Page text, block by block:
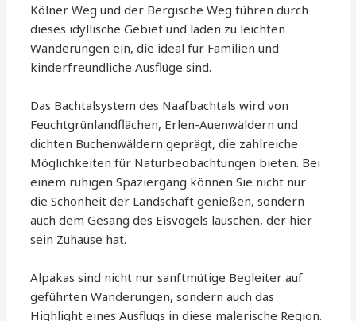
Kölner Weg und der Bergische Weg führen durch
dieses idyllische Gebiet und laden zu leichten
Wanderungen ein, die ideal für Familien und
kinderfreundliche Ausflüge sind.
Das Bachtalsystem des Naafbachtals wird von
Feuchtgrünlandflächen, Erlen-Auenwäldern und
dichten Buchenwäldern geprägt, die zahlreiche
Möglichkeiten für Naturbeobachtungen bieten. Bei
einem ruhigen Spaziergang können Sie nicht nur
die Schönheit der Landschaft genießen, sondern
auch dem Gesang des Eisvogels lauschen, der hier
sein Zuhause hat.
Alpakas sind nicht nur sanftmütige Begleiter auf
geführten Wanderungen, sondern auch das
Highlight eines Ausflugs in diese malerische Region.